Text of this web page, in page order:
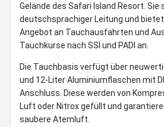
Gelände des Safari Island Resort.
deutschsprachiger Leitung und
Angebot an Tauchausfahrten und
Tauchkurse nach SSI und PADI an.
Die Tauchbasis verfügt über
und 12-Liter Aluminiumflaschen mit
Anschluss. Diese werden von
Luft oder Nitrox gefüllt und
saubere Atemluft.